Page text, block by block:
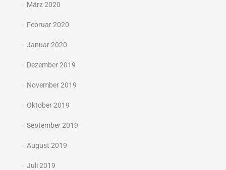
März 2020
Februar 2020
Januar 2020
Dezember 2019
November 2019
Oktober 2019
September 2019
August 2019
Juli 2019